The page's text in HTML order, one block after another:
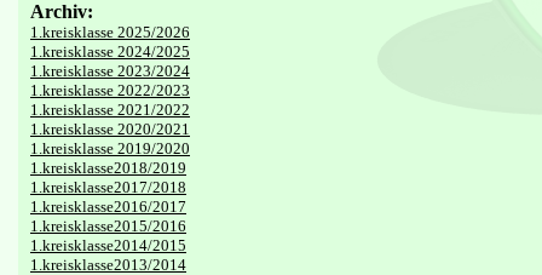
Archiv:
1.kreisklasse 2025/2026
1.kreisklasse 2024/2025
1.kreisklasse 2023/2024
1.kreisklasse 2022/2023
1.kreisklasse 2021/2022
1.kreisklasse 2020/2021
1.kreisklasse 2019/2020
1.kreisklasse2018/2019
1.kreisklasse2017/2018
1.kreisklasse2016/2017
1.kreisklasse2015/2016
1.kreisklasse2014/2015
1.kreisklasse2013/2014